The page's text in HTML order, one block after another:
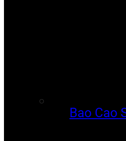
Bao Cao